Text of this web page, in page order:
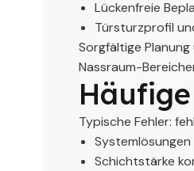
Lückenfreie
Türsturzprofil
Sorgfältige
Nassraum-
Typische Fehler:
Schichtstärke